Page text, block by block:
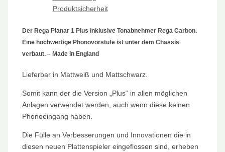
Produktsicherheit
Der Rega Planar 1 Plus inklusive Tonabnehmer Rega Carbon.
Eine hochwertige Phonovorstufe ist unter dem Chassis
verbaut. – Made in England
Lieferbar in Mattweiß und Mattschwarz.
Somit kann der die Version „Plus“ in allen möglichen
Anlagen verwendet werden, auch wenn diese keinen
Phonoeingang haben.
Die Fülle an Verbesserungen und Innovationen die in
diesen neuen Plattenspieler eingeflossen sind, erheben